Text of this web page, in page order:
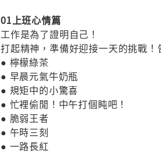
01上班心情篇
工作是為了證明自己！
打起精神，準備好迎接一天的挑戰！
● 檸檬綠茶
● 早晨元氣牛奶瓶
● 規矩中的小驚喜
● 忙裡偷閒！中午打個盹吧！
● 脆弱王者
● 午時三刻
● 一路長紅